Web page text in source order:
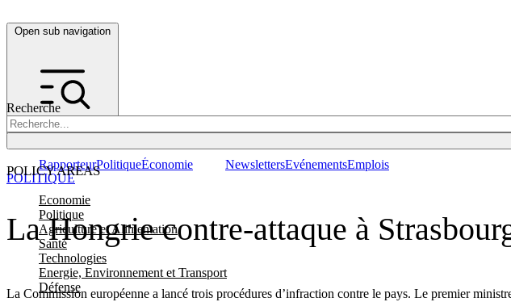
Open sub navigation
Recherche
POLICY AREAS
Economie
Politique
Agriculture et Alimentation
Santé
Technologies
Energie, Environnement et Transport
Défense
RapporteurPolitiqueÉconomie NewslettersEvénementsEmplois
La Hongrie contre-attaque à
La Commission européenne a lancé trois procédures d’infraction contre le pays. Le premier
POLITIQUE